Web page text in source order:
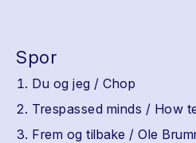
Spor
Du og jeg / Chop
Trespassed minds / How
Frem og tilbake / Ole